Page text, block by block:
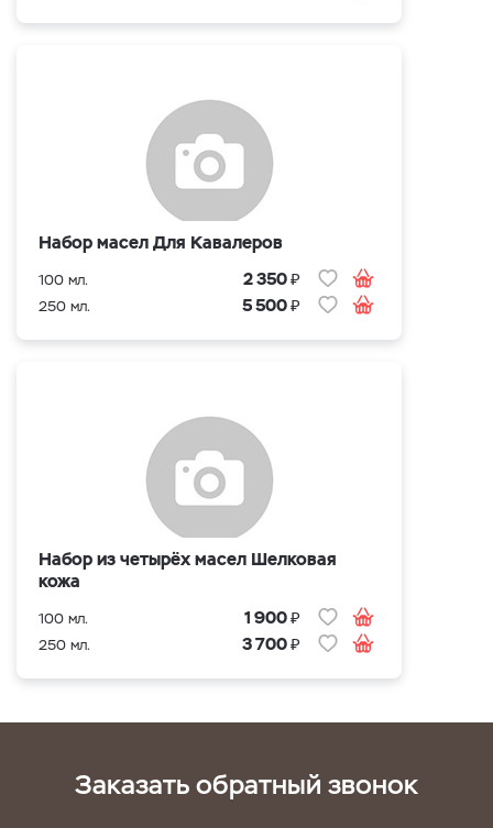
Набор масел Для Кавалеров
100 мл. 2 350₽
250 мл. 5 500₽
Набор из четырёх масел Шелковая
кожа
100 мл. 1 900₽
250 мл. 3 700₽
Заказать обратный звонок